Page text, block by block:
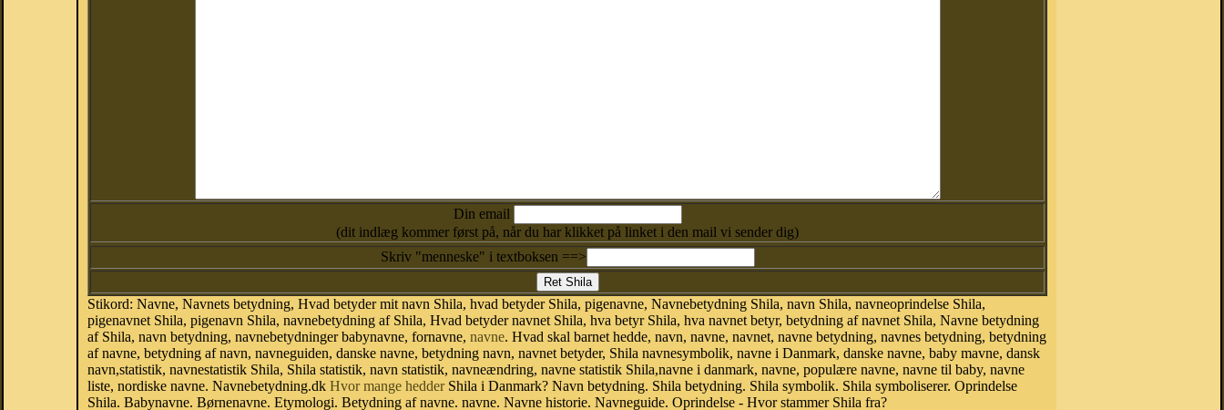
Din email
(dit indlæg kommer først på, når du har klikket på linket i den mail vi sender dig)
Skriv "menneske" i textboksen ==>
Stikord: Navne, Navnets betydning, Hvad betyder mit navn Shila, hvad betyder Shila, pigenavne, Navnebetydning Shila, navn Shila, navneoprindelse Shila,
pigenavnet Shila, pigenavn Shila, navnebetydning af Shila, Hvad betyder navnet Shila, hva betyr Shila, hva navnet betyr, betydning af navnet Shila, Navne betydning
af Shila, navn betydning, navnebetydninger babynavne, fornavne, navne. Hvad skal barnet hedde, navn, navne, navnet, navne betydning, navnes betydning, betydning
af navne, betydning af navn, navneguiden, danske navne, betydning navn, navnet betyder, Shila navnesymbolik, navne i Danmark, danske navne, baby mavne, dansk
navn,statistik, navnestatistik Shila, Shila statistik, navn statistik, navneændring, navne statistik Shila,navne i danmark, navne, populære navne, navne til baby, navne
liste, nordiske navne. Navnebetydning.dk Hvor mange hedderShila i Danmark? Navn betydning. Shila betydning. Shila symbolik. Shila symboliserer. Oprindelse
Shila. Babynavne. Børnenavne. Etymologi. Betydning af navne. navne. Navne historie. Navneguide. Oprindelse - Hvor stammer Shila fra?